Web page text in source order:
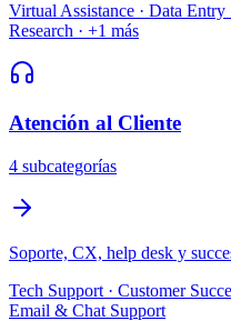
Virtual Assistance · Data
Research · +1 más
Atención al Cliente
4 subcategorías
Soporte, CX, help desk y
Tech Support · Customer
Email & Chat Support